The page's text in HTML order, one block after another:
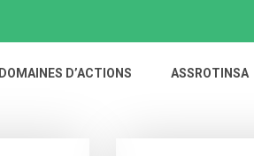
DOMAINES D’ACTIONS ASSROTINSA